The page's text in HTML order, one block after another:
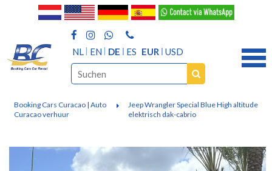
NL EN DE ES EUR USD
Booking Cars Curacao | Auto
Curacao verhuur
Jeep Wrangler Special Blue High altitude
elektrisch dak-cabrio